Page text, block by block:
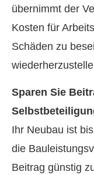
übernimmt der
Kosten für
Schäden zu
Sparen Sie
Ihr Neubau ist
die
Beitrag günstig